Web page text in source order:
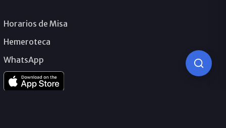
Horarios de Misa
Hemeroteca
WhatsApp